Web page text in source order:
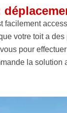
facilement
votre toit a
pour
la